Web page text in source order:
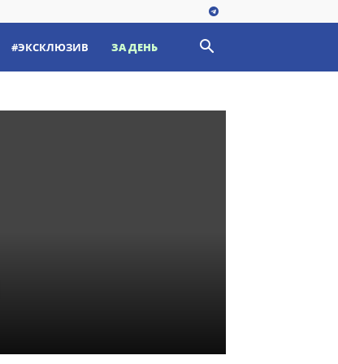
#ЭКСКЛЮЗИВ ЗА ДЕНЬ